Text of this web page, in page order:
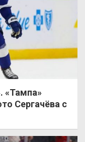
«Тампа»
Сергачёва с